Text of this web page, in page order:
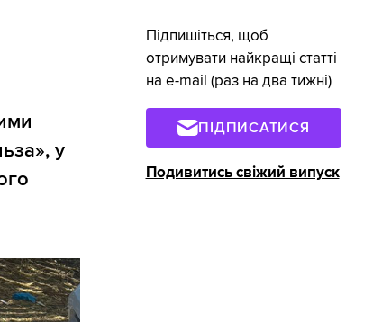
у
Підпишіться, щоб
отримувати найкращі статті
на e-mail (раз на два тижні)
ПІДПИСАТИСЯ
Подивитись свіжий випуск